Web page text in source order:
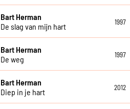
Bart Herman
De slag van mijn hart
1997
Bart Herman
De weg
1997
Bart Herman
Diep in je hart
2012